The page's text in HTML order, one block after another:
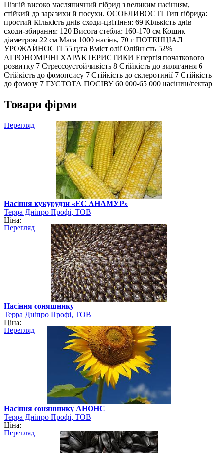
Пізній високо масляничний гібрид з великим насінням,
стійкий до заразихи й посухи. ОСОБЛИВОСТІ Тип гібрида:
простий Кількість днів сходи-цвітіння: 69 Кількість днів
сходи-збирання: 120 Висота стебла: 160-170 см Кошик
діаметром 22 см Маса 1000 насінь, 70 г ПОТЕНЦІАЛ
УРОЖАЙНОСТІ 55 ц/га Вміст олії Олійність 52%
АГРОНОМІЧНІ ХАРАКТЕРИСТИКИ Енергія початкового
розвитку 7 Стрессоустойчивість 8 Стійкість до вилягання 6
Стійкість до фомопсису 7 Стійкість до склеротинії 7 Стійкість
до фомозу 7 ГУСТОТА ПОСІВУ 60 000-65 000 насінин/гектар
Товари фірми
Перегляд
Насіння кукурудзи «ЕС АНАМУР»
Терра Дніпро Профі, ТОВ
Ціна:
Перегляд
Насіння соняшнику
Терра Дніпро Профі, ТОВ
Ціна:
Перегляд
Насіння соняшнику АНОНС
Терра Дніпро Профі, ТОВ
Ціна:
Перегляд